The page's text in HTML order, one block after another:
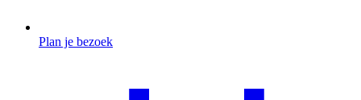
Plan je bezoek